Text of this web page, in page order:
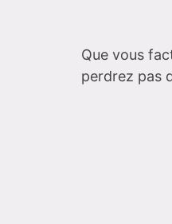
Que vous
perdrez pas